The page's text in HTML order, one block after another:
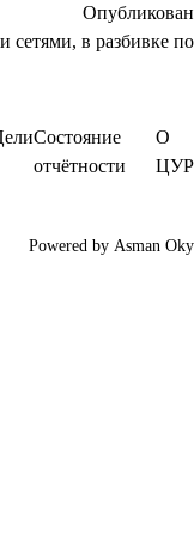
Опубликован
сетями, в разбивке по
Состояние
отчётности
О
ЦУР
Powered by Asman Oky